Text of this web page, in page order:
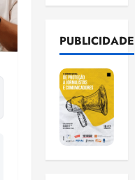
PUBLICIDADE